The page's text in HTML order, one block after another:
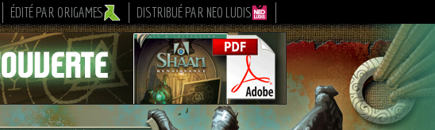
ÉDITÉ PAR ORIGAMES DISTRIBUÉ PAR NEO LUDIS